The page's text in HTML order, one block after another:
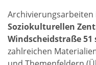
Archivierungsarbeiten
Soziokulturellen
Windscheidstraße 51
zahlreichen